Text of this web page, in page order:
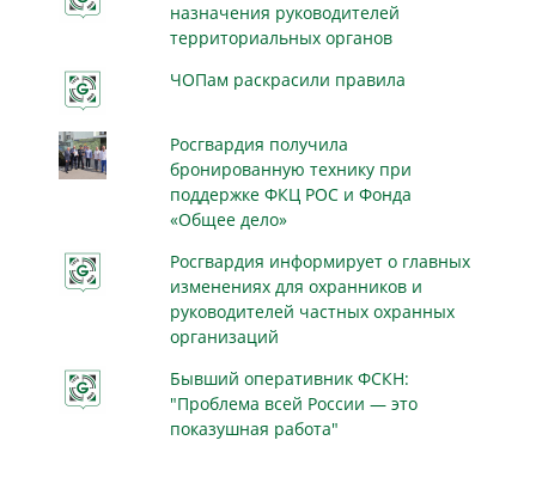
назначения руководителей
территориальных органов
ЧОПам раскрасили правила
Росгвардия получила
бронированную технику при
поддержке ФКЦ РОС и Фонда
«Общее дело»
Росгвардия информирует о главных
изменениях для охранников и
руководителей частных охранных
организаций
Бывший оперативник ФСКН:
"Проблема всей России — это
показушная работа"